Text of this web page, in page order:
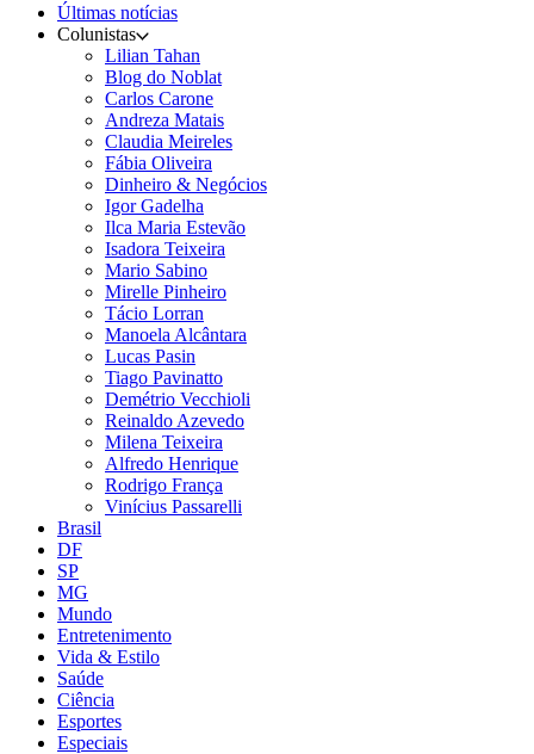
Últimas notícias
Colunistas
Lilian Tahan
Blog do Noblat
Carlos Carone
Andreza Matais
Claudia Meireles
Fábia Oliveira
Dinheiro & Negócios
Igor Gadelha
Ilca Maria Estevão
Isadora Teixeira
Mario Sabino
Mirelle Pinheiro
Tácio Lorran
Manoela Alcântara
Lucas Pasin
Tiago Pavinatto
Demétrio Vecchioli
Reinaldo Azevedo
Milena Teixeira
Alfredo Henrique
Rodrigo França
Vinícius Passarelli
Brasil
DF
SP
MG
Mundo
Entretenimento
Vida & Estilo
Saúde
Ciência
Esportes
Especiais